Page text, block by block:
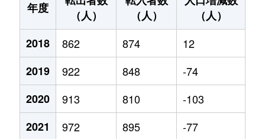
年度
（人）
（人）
（人）
2018
862 874
12
2019
922 848
-74
2020
913 810
-103
2021
972 895 -77